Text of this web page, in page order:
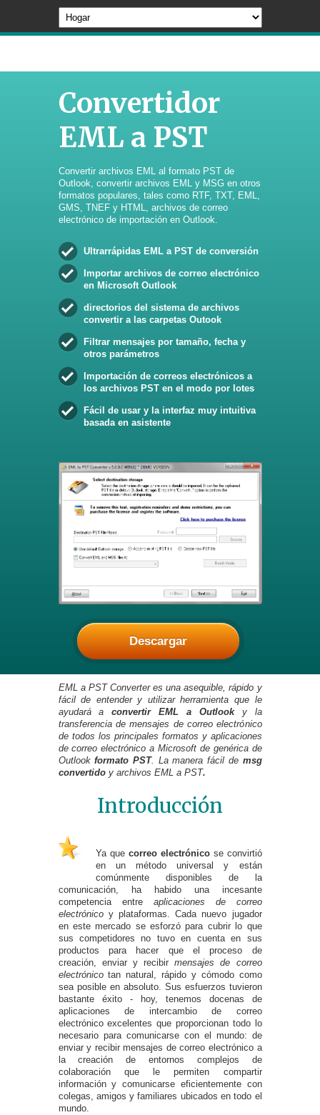
Convertidor
EML a PST
Convertir archivos EML al formato PST de
Outlook, convertir archivos EML y MSG en otros
formatos populares, tales como RTF, TXT, EML,
GMS, TNEF y HTML, archivos de correo
electrónico de importación en Outlook.
Ultrarrápidas EML a PST de conversión
Importar archivos de correo electrónico
en Microsoft Outlook
directorios del sistema de archivos
convertir a las carpetas Outook
Filtrar mensajes por tamaño, fecha y
otros parámetros
Importación de correos electrónicos a
los archivos PST en el modo por lotes
Fácil de usar y la interfaz muy intuitiva
basada en asistente
Descargar
EML a PST Converter es una asequible, rápido y
fácil de entender y utilizar herramienta que le
ayudará aconvertir EML a Outlook y la
transferencia de mensajes de correo electrónico
de todos los principales formatos y aplicaciones
de correo electrónico a Microsoft de genérica de
Outlookformato PST. La manera fácil de msg
convertidoy archivos EML a PST.
Introducción
Ya que correo electrónicose convirtió
en un método universal y están
comúnmente disponibles de la
comunicación, ha habido una incesante
competencia entre aplicaciones de correo
electrónicoy plataformas. Cada nuevo jugador
en este mercado se esforzó para cubrir lo que
sus competidores no tuvo en cuenta en sus
productos para hacer que el proceso de
creación, enviar y recibirmensajes de correo
electrónicotan natural, rápido y cómodo como
sea posible en absoluto. Sus esfuerzos tuvieron
bastante éxito - hoy, tenemos docenas de
aplicaciones de intercambio de correo
electrónico excelentes que proporcionan todo lo
necesario para comunicarse con el mundo: de
enviar y recibir mensajes de correo electrónico a
la creación de entornos complejos de
colaboración que le permiten compartir
información y comunicarse eficientemente con
colegas, amigos y familiares ubicados en todo el
mundo.